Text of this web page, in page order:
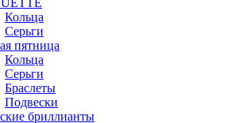
Кольца
Серьги
пятница
Кольца
Серьги
Браслеты
Подвески
бриллианты